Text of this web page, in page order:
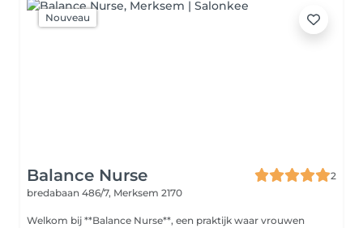
Nouveau
Balance Nurse
2
bredabaan 486/7, Merksem 2170
Welkom bij **Balance Nurse**, een praktijk waar vrouwen